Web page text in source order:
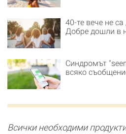
40-те вече не са
Добре дошли в
Синдромът
всяко
Всички необходими